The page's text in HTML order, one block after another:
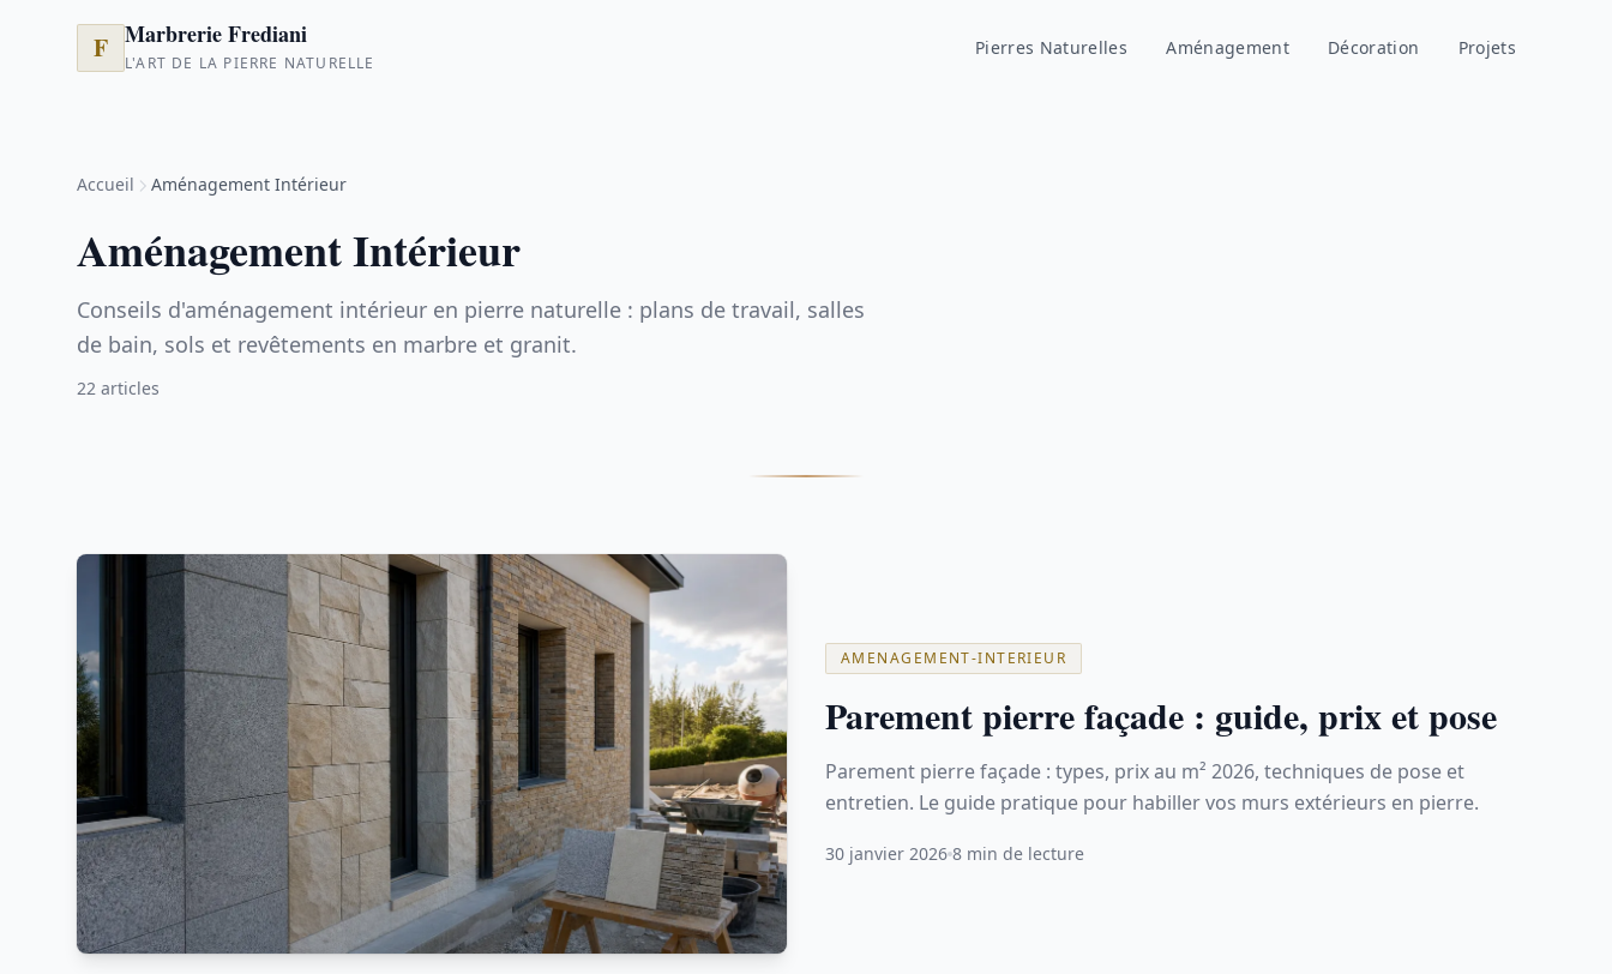
F Marbrerie Frediani
L'ART DE LA PIERRE NATURELLE
Pierres Naturelles Aménagement Décoration Projets
Accueil Aménagement Intérieur
Aménagement Intérieur
Conseils d'aménagement intérieur en pierre naturelle : plans de travail, salles
de bain, sols et revêtements en marbre et granit.
22 articles
AMENAGEMENT-INTERIEUR
Parement pierre façade : guide, prix et pose
Parement pierre façade : types, prix au m² 2026, techniques de pose et
entretien. Le guide pratique pour habiller vos murs extérieurs en pierre.
30 janvier 2026 8 min de lecture